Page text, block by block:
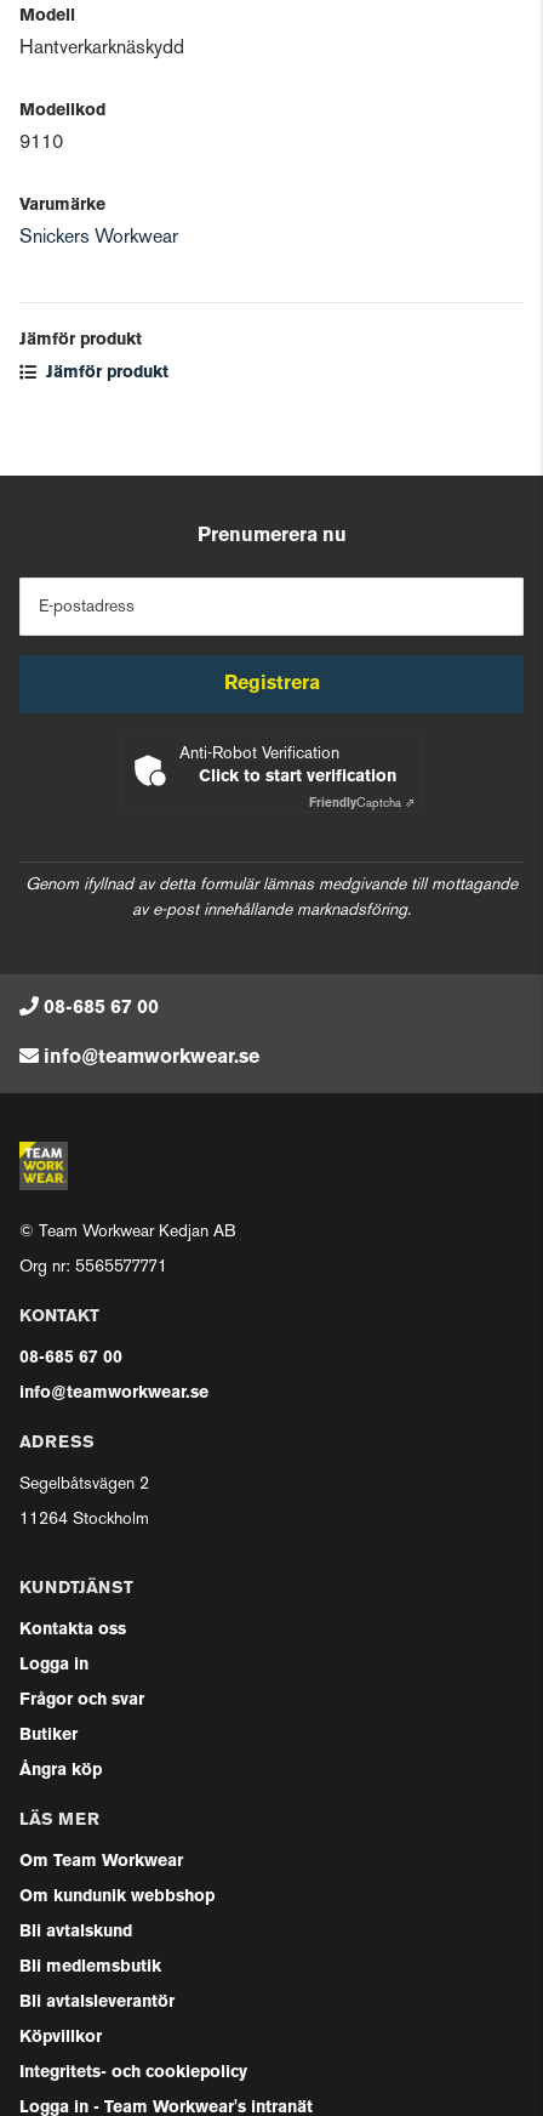
Modell
Hantverkarknäskydd
Modellkod
9110
Varumärke
Snickers Workwear
Jämför produkt
Jämför produkt
Prenumerera nu
E-postadress
Registrera
Anti-Robot Verification
Click to start verification
FriendlyCaptcha ⇗
Genom ifyllnad av detta formulär lämnas medgivande till mottagande
av e-post innehållande marknadsföring.
08-685 67 00
info@teamworkwear.se
© Team Workwear Kedjan AB
Org nr: 5565577771
KONTAKT
08-685 67 00
info@teamworkwear.se
ADRESS
Segelbåtsvägen 2
11264 Stockholm
KUNDTJÄNST
Kontakta oss
Logga in
Frågor och svar
Butiker
Ångra köp
LÄS MER
Om Team Workwear
Om kundunik webbshop
Bli avtalskund
Bli medlemsbutik
Bli avtalsleverantör
Köpvillkor
Integritets- och cookiepolicy
Logga in - Team Workwear's intranät